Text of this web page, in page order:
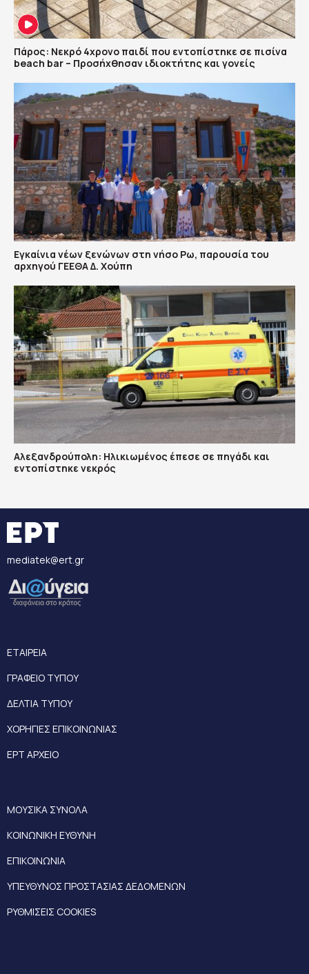
Πάρος: Νεκρό 4χρονο παιδί που εντοπίστηκε σε πισίνα
beach bar – Προσήχθησαν ιδιοκτήτης και γονείς
Εγκαίνια νέων ξενώνων στη νήσο Ρω, παρουσία του
αρχηγού ΓΕΕΘΑ Δ. Χούπη
Αλεξανδρούπολη: Ηλικιωμένος έπεσε σε πηγάδι και
εντοπίστηκε νεκρός
mediatek@ert.gr
ΕΤΑΙΡΕΙΑ
ΓΡΑΦΕΙΟ ΤΥΠΟΥ
ΔΕΛΤΙΑ ΤΥΠΟΥ
ΧΟΡΗΓΙΕΣ ΕΠΙΚΟΙΝΩΝΙΑΣ
ΕΡΤ ΑΡΧΕΙΟ
ΜΟΥΣΙΚΑ ΣΥΝΟΛΑ
ΚΟΙΝΩΝΙΚΗ ΕΥΘΥΝΗ
ΕΠΙΚΟΙΝΩΝΙΑ
ΥΠΕΥΘΥΝΟΣ ΠΡΟΣΤΑΣΙΑΣ ΔΕΔΟΜΕΝΩΝ
ΡΥΘΜΙΣΕΙΣ COOKIES